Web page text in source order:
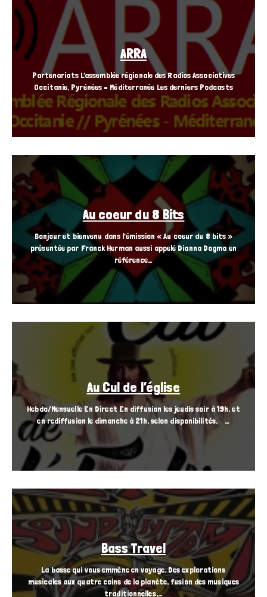
ARRA
Partenariats L’assemblée régionale des Radios Associatives
Occitanie, Pyrénées – Méditerranée Les derniers Podcasts
Au coeur du 8 Bits
Bonjour et bienvenu dans l’émission « Au coeur du 8 bits »
présentée par Franck Herman aussi appelé Dianna Dogma en
référence…
Au Cul de l’église
Hebdo/Mensuelle En Direct En diffusion les jeudis soir à 19h, et
en rediffusion le dimanche à 21h, selon disponibilités. …
Bass Travel
La basse qui vous emmène en voyage. Des explorations
musicales aux quatre coins de la planète, fusion des musiques
traditionnelles,…